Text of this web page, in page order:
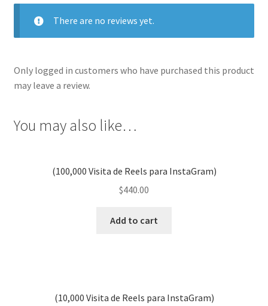
There are no reviews yet.
Only logged in customers who have purchased this product
may leave a review.
You may also like…
(100,000 Visita de Reels para InstaGram)
$440.00
Add to cart
(10,000 Visita de Reels para InstaGram)